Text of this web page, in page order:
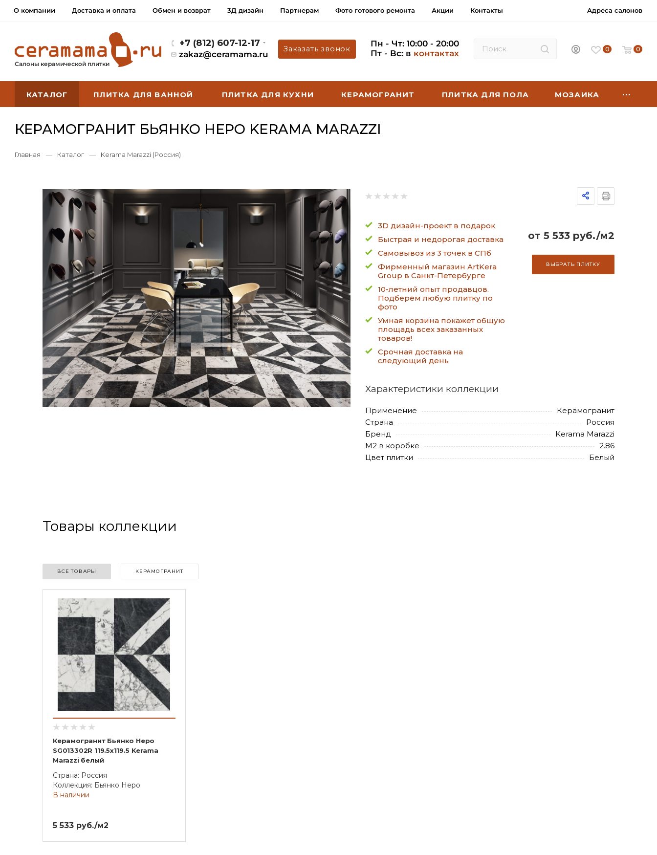
О компании Доставка и оплата Обмен и возврат 3Д дизайн Партнерам Фото готового ремонта Акции Контакты Адреса салонов
Салоны керамической плитки
+7 (812) 607-12-17
zakaz@ceramama.ru
Заказать звонок
Пн - Чт: 10:00 - 20:00
Пт - Вс: в контактах 0 0
КАТАЛОГ ПЛИТКА ДЛЯ ВАННОЙ ПЛИТКА ДЛЯ КУХНИ КЕРАМОГРАНИТ ПЛИТКА ДЛЯ ПОЛА МОЗАИКА
КЕРАМОГРАНИТ БЬЯНКО НЕРО KERAMA MARAZZI
Главная — Каталог — Kerama Marazzi (Россия)
3D дизайн-проект в подарок
Быстрая и недорогая доставка
Самовывоз из 3 точек в СПб
Фирменный магазин ArtKera
Group в Санкт-Петербурге
10-летний опыт продавцов.
Подберём любую плитку по
фото
Умная корзина покажет общую
площадь всех заказанных
товаров!
Срочная доставка на
следующий день
от 5 533 руб./м2
ВЫБРАТЬ ПЛИТКУ
Характеристики коллекции
Применение
Керамогранит
Страна
Россия
Бренд
Kerama Marazzi
М2 в коробке
2.86
Цвет плитки
Белый
Товары коллекции
ВСЕ ТОВАРЫ КЕРАМОГРАНИТ
Керамогранит Бьянко Неро
SG013302R 119.5x119.5 Kerama
Marazzi белый
Страна: Россия
Коллекция: Бьянко Неро
В наличии
5 533 руб./м2